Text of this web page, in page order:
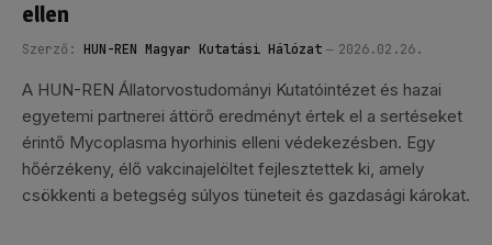
ellen
Szerző: HUN-REN Magyar Kutatási Hálózat 2026.02.26.
A HUN-REN Állatorvostudományi Kutatóintézet és hazai
egyetemi partnerei áttörő eredményt értek el a sertéseket
érintő Mycoplasma hyorhinis elleni védekezésben. Egy
hőérzékeny, élő vakcinajelöltet fejlesztettek ki, amely
csökkenti a betegség súlyos tüneteit és gazdasági károkat.